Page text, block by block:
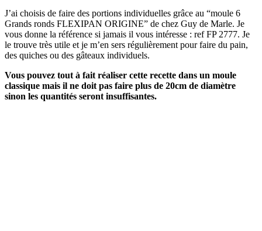
J’ai choisis de faire des portions individuelles grâce au “moule 6
Grands ronds FLEXIPAN ORIGINE” de chez Guy de Marle. Je
vous donne la référence si jamais il vous intéresse : ref FP 2777. Je
le trouve très utile et je m’en sers régulièrement pour faire du pain,
des quiches ou des gâteaux individuels.
Vous pouvez tout à fait réaliser cette recette dans un moule
classique mais il ne doit pas faire plus de 20cm de diamètre
sinon les quantités seront insuffisantes.